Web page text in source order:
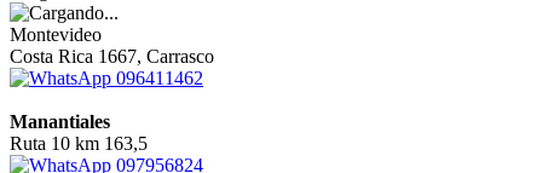
Montevideo
Costa Rica 1667, Carrasco
096411462
Manantiales
Ruta 10 km 163,5
097956824